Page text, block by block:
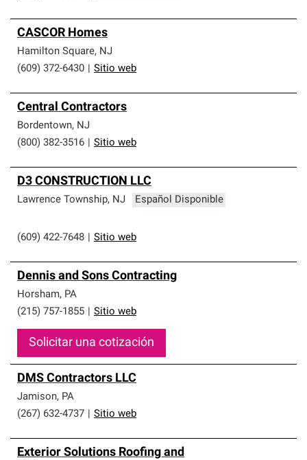
CASCOR Homes
Hamilton Square, NJ
(609) 372-6430
Sitio web
Central Contractors
Bordentown, NJ
(800) 382-3516
Sitio web
D3 CONSTRUCTION LLC
Lawrence Township, NJ Español Disponible
(609) 422-7648 Sitio web
Dennis and Sons Contracting
Horsham, PA
(215) 757-1855
Sitio web
Solicitar una cotización
DMS Contractors LLC
Jamison, PA
(267) 632-4737
Sitio web
Exterior Solutions Roofing and